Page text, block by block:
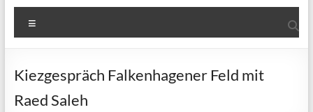
Kiezgespräch Falkenhagener Feld mit
Raed Saleh